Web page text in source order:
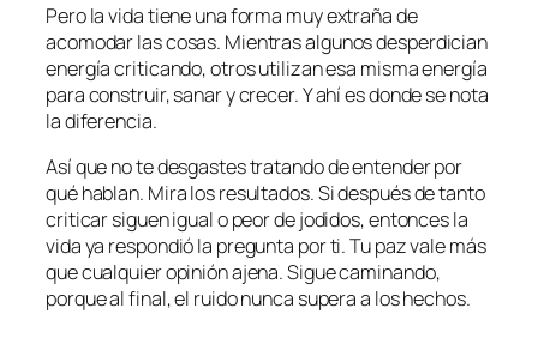
Pero la vida tiene una forma muy extraña de
acomodar las cosas. Mientras algunos desperdician
energía criticando, otros utilizan esa misma energía
para construir, sanar y crecer. Y ahí es donde se nota
la diferencia.
Así que no te desgastes tratando de entender por
qué hablan. Mira los resultados. Si después de tanto
criticar siguen igual o peor de jodidos, entonces la
vida ya respondió la pregunta por ti. Tu paz vale más
que cualquier opinión ajena. Sigue caminando,
porque al final, el ruido nunca supera a los hechos.